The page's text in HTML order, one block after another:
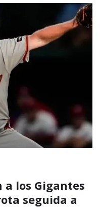
a los Gigantes
seguida a